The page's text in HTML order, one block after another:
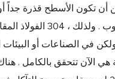
أن تكون الأسطح قذرة
تأثير الجمالية في الهواء
في الصناعات أو